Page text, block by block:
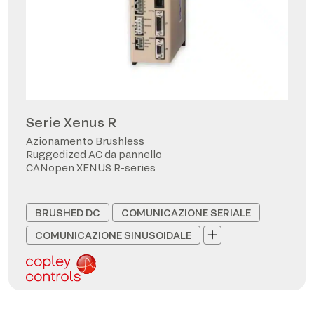
Serie Xenus R
Azionamento Brushless
Ruggedized AC da pannello
CANopen XENUS R-series
BRUSHED DC
COMUNICAZIONE SERIALE
COMUNICAZIONE SINUSOIDALE